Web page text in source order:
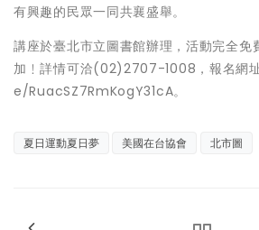
有興趣的民眾一同共襄盛舉。
講座於臺北市立圖書館辦理，活動完全免
加﹗詳情可洽(02)2707-1008，報名
e/RuacSZ7RmKogY31cA。
夏日運動夏日夢 美國在台協會 北市圖